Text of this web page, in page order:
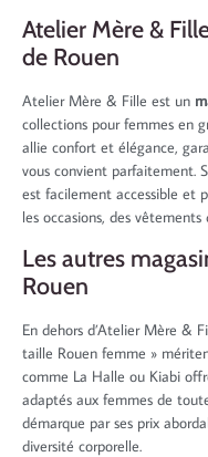
Atelier Mère &
de Rouen
Atelier Mère & Fille est un
collections pour femmes en
allie confort et élégance,
vous convient parfaitement.
est facilement accessible et
les occasions, des
Les autres
Rouen
En dehors d’Atelier Mère &
taille Rouen femme »
comme La Halle ou Kiabi
adaptés aux femmes de
démarque par ses prix
diversité corporelle.